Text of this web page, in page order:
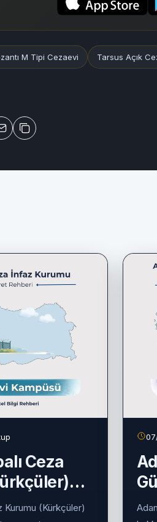
M Tipi Cezaevi Tarsus Açık
Ceza
Kurumu (Kürkçüler)